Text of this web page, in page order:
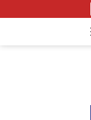
ke